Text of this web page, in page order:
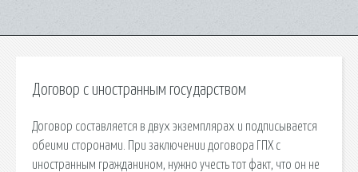
Договор с иностранным государством
Договор составляется в двух экземплярах и подписывается
обеими сторонами. При заключении договора ГПХ с
иностранным гражданином, нужно учесть тот факт, что он не